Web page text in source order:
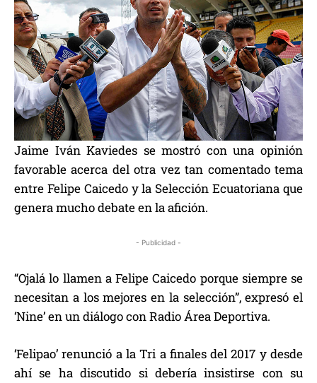
Jaime Iván Kaviedes se mostró con una opinión
favorable acerca del otra vez tan comentado tema
entre Felipe Caicedo y la Selección Ecuatoriana que
genera mucho debate en la afición.
- Publicidad -
“Ojalá lo llamen a Felipe Caicedo porque siempre se
necesitan a los mejores en la selección”, expresó el
‘Nine’ en un diálogo con Radio Área Deportiva.
‘Felipao’ renunció a la Tri a finales del 2017 y desde
ahí se ha discutido si debería insistirse con su